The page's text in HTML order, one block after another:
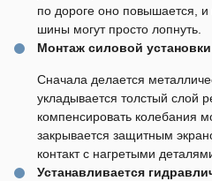
по дороге оно повышается, и
шины могут просто лопнуть.
Монтаж силовой
Сначала делается
укладывается толстый слой
компенсировать колебания
закрывается защитным
контакт с нагретыми
Устанавливается